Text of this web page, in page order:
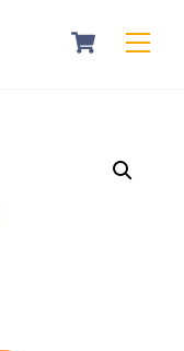
Cart